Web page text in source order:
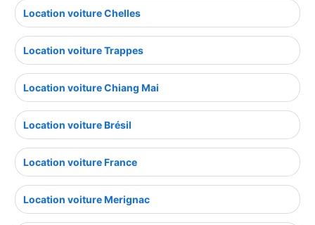
Location voiture Chelles
Location voiture Trappes
Location voiture Chiang Mai
Location voiture Brésil
Location voiture France
Location voiture Merignac